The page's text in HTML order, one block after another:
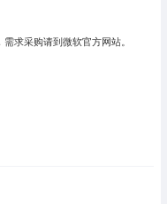
求采购请到微软官方网站。